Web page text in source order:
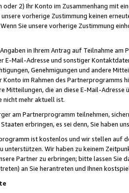
oder 2) Ihr Konto im Zusammenhang mit
vorherige Zustimmung keinen
Sie unsere vorherige Zustimmung
in Ihrem Antrag auf Teilnahme
E-Mail-Adresse und sonstiger
Genehmigungen und andere
im Rahmen des Partnerprogramms
Mitteilungen, die an diese E-Mail-
nicht mehr aktuell ist.
am Partnerprogramm teilnehmen,
erbringen, es sei denn, Sie haben
ist kostenlos und wir stellen auf
unterstützen. Wir haben zu keinem
Partner zu erbringen; bitte lassen Sie
an Sie herantreten und Ihnen